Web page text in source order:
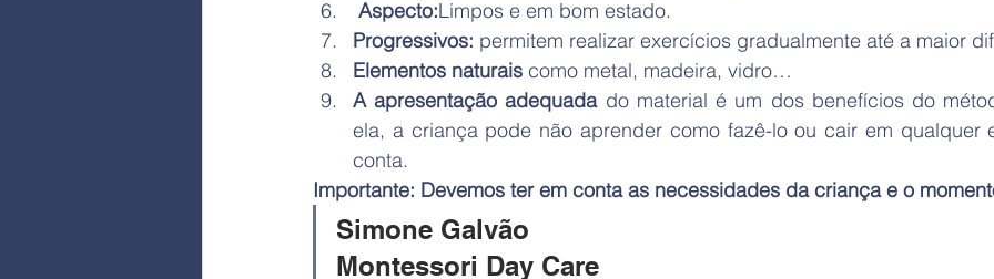
Aspecto:Limpos e em bom estado.
Progressivos: permitem realizar exercícios gradualmente até a maior
Elementos naturais como metal, madeira, vidro…
A apresentação adequada do material é um dos benefícios do
ela, a criança pode não aprender como fazê-lo ou cair em qualquer
conta.
Importante: Devemos ter em conta as necessidades da criança e o
Simone Galvão
Montessori Day Care